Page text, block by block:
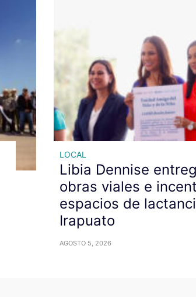
LOCAL
Libia Dennise
obras viales e
espacios de
Irapuato
AGOSTO 5, 2026